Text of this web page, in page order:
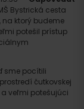
Bystrická cesta
na ktorý budeme
potešil prístup
sme pocítili
čutkovskej
veľmi potešujúci